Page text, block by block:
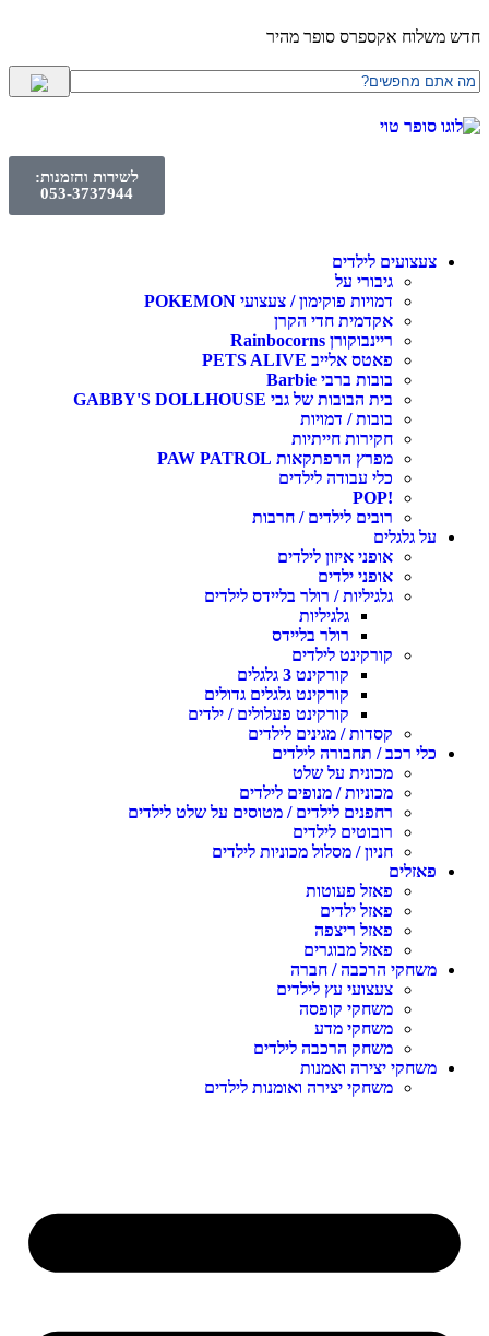
חדש משלוח אקספרס סופר מהיר
לשירות והזמנות:
053-3737944
צעצועים לילדים
גיבורי על
דמויות פוקימון / צעצועי POKEMON
אקדמית חדי הקרן
ריינבוקורן Rainbocorns
פאטס אלייב PETS ALIVE
בובות ברבי Barbie
בית הבובות של גבי GABBY'S DOLLHOUSE
בובות / דמויות
חקירות חייתיות
מפרץ הרפתקאות PAW PATROL
כלי עבודה לילדים
!POP
רובים לילדים / חרבות
על גלגלים
אופני איזון לילדים
אופני ילדים
גלגיליות / רולר בליידס לילדים
גלגיליות
רולר בליידס
קורקינט לילדים
קורקינט 3 גלגלים
קורקינט גלגלים גדולים
קורקינט פעלולים / ילדים
קסדות / מגינים לילדים
כלי רכב / תחבורה לילדים
מכונית על שלט
מכוניות / מנופים לילדים
רחפנים לילדים / מטוסים על שלט לילדים
רובוטים לילדים
חניון / מסלול מכוניות לילדים
פאזלים
פאזל פעוטות
פאזל ילדים
פאזל ריצפה
פאזל מבוגרים
משחקי הרכבה / חברה
צעצועי עץ לילדים
משחקי קופסה
משחקי מדע
משחק הרכבה לילדים
משחקי יצירה ואמנות
משחקי יצירה ואומנות לילדים